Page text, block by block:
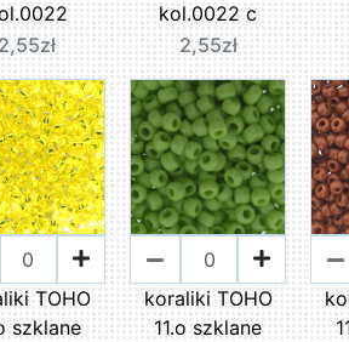
2,55zł
kol.0022 c
2,55zł
TOHO
szklane
koraliki TOHO
11.o szklane